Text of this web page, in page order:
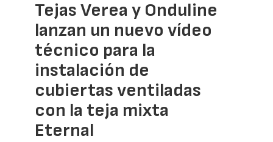
Tejas Verea y Onduline
lanzan un nuevo vídeo
técnico para la
instalación de
cubiertas ventiladas
con la teja mixta
Eternal